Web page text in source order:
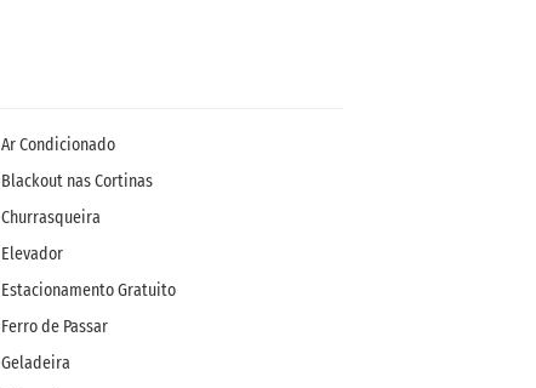
Ar Condicionado
Blackout nas Cortinas
Churrasqueira
Elevador
Estacionamento Gratuito
Ferro de Passar
Geladeira